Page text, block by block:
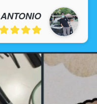
ANTONIO